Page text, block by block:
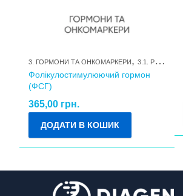
3. ГОРМОНИ ТА ОНКОМАРКЕРИ, 3.1. РЕПРОДУКТИВНІ ГОРМОНИ ТА ЇХ МЕТАБОЛІТИ
Фолікулостимулюючий гормон
(ФСГ)
365,00 грн.
ДОДАТИ В КОШИК